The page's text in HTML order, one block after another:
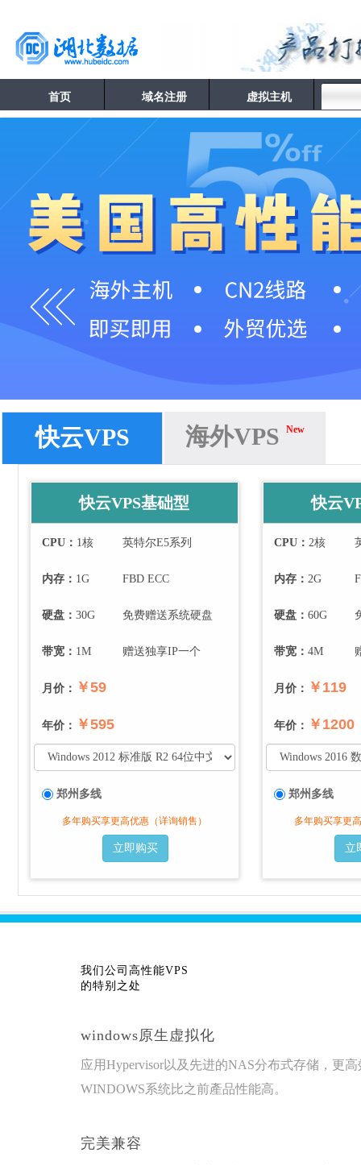
首页 域名注册 虚拟主机
快云VPS
快云VPS基础型
CPU： 1核 英特尔E5系列
内存： 1G FBD ECC
硬盘： 30G 免费赠送系统硬盘
带宽： 1M 赠送独享IP一个
月价： ￥59
年价： ￥595
郑州多线
多年购买享更高优惠（详询销售）
立即购买
快云
CPU： 2核
内存： 2G
硬盘： 60G
带宽： 4M
月价： ￥119
年价： ￥1200
郑州多线
多年购买享更
立
海外VPS New
我们公司高性能VPS
的特别之处
windows原生虚拟化
应用Hypervisor以及先进的NAS分布式存储，更
WINDOWS系统比之前產品性能高。
完美兼容